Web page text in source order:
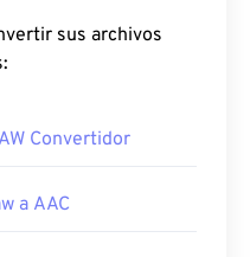
sus archivos
Convertidor
a AAC